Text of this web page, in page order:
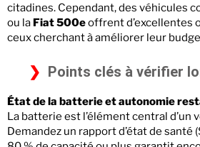
citadines. Cependant, des véhicules
ou la Fiat 500eoffrent d’excellentes
ceux cherchant à améliorer leur
Points clés à vérifier
État de la batterie et autonomie
La batterie est l’élément central d’un
Demandez un rapport d’état de santé